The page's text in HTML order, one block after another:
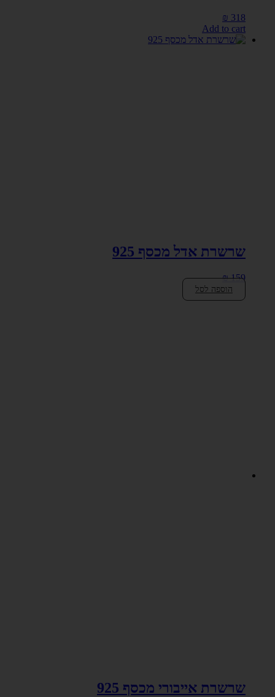
₪ 318
Add to cart
שרשרת אדל מכסף 925
₪159
הוספה לסל
שרשרת אייבורי מכסף 925